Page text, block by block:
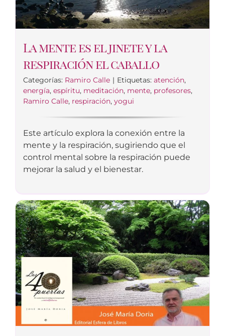
La mente es el jinete y la
respiración el caballo
Categorías: Ramiro Calle | Etiquetas: atención,
energía, espíritu, meditación, mente, profesores,
Ramiro Calle, respiración, yogui
Este artículo explora la conexión entre la
mente y la respiración, sugiriendo que el
control mental sobre la respiración puede
mejorar la salud y el bienestar.